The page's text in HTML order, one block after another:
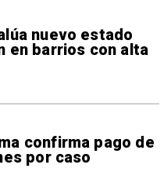
nuevo estado
en barrios con alta
confirma pago de
por caso